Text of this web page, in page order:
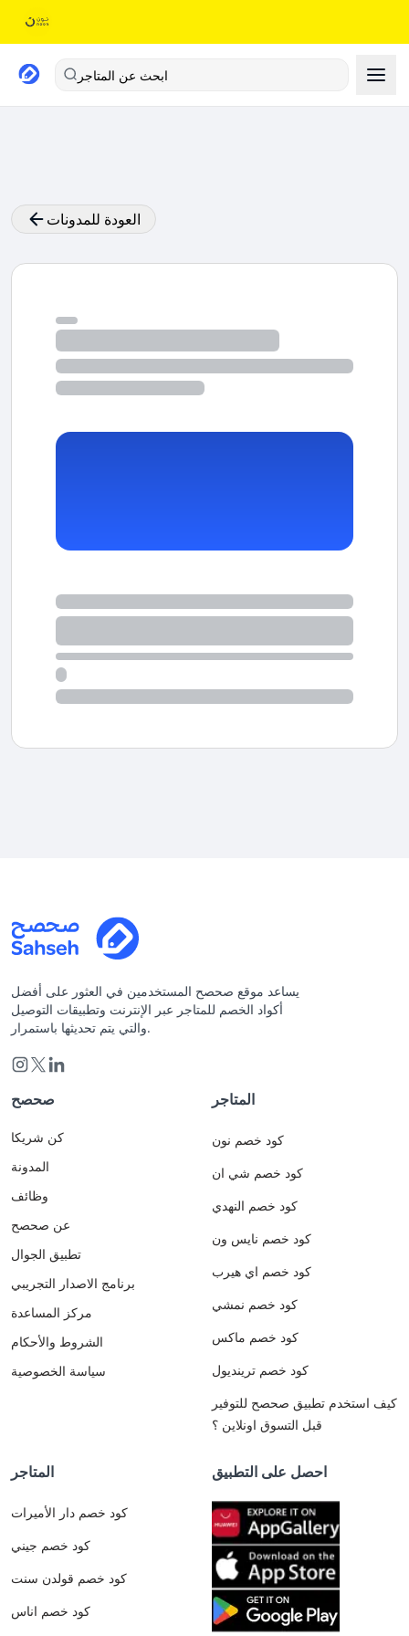
ابحث عن المتاجر
العودة للمدونات
يساعد موقع صحصح المستخدمين في العثور على أفضل
أكواد الخصم للمتاجر عبر الإنترنت وتطبيقات التوصيل
والتي يتم تحديثها باستمرار.
صحصح
كن شريكا
المدونة
وظائف
عن صحصح
تطبيق الجوال
برنامج الاصدار التجريبي
مركز المساعدة
الشروط والأحكام
سياسة الخصوصية
المتاجر
كود خصم نون
كود خصم شي ان
كود خصم النهدي
كود خصم نايس ون
كود خصم اي هيرب
كود خصم نمشي
كود خصم ماكس
كود خصم ترينديول
كيف استخدم تطبيق صحصح للتوفير
قبل التسوق اونلاين ؟
المتاجر
كود خصم دار الأميرات
كود خصم جيني
كود خصم قولدن سنت
كود خصم اناس
احصل على التطبيق